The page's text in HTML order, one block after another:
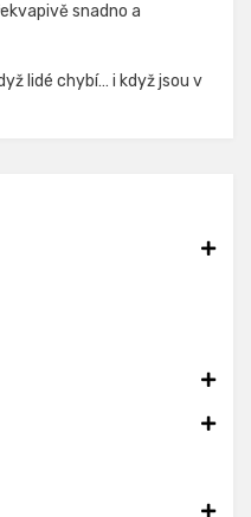
snadno a
lidé chybí… i když jsou v